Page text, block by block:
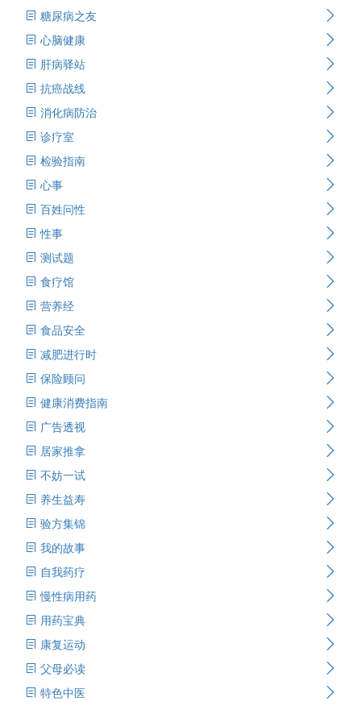
糖尿病之友
心脑健康
肝病驿站
抗癌战线
消化病防治
诊疗室
检验指南
心事
百姓问性
性事
测试题
食疗馆
营养经
食品安全
减肥进行时
保险顾问
健康消费指南
广告透视
居家推拿
不妨一试
养生益寿
验方集锦
我的故事
自我药疗
慢性病用药
用药宝典
康复运动
父母必读
特色中医